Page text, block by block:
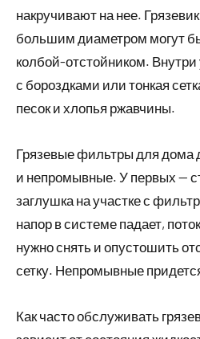
накручивают на нее.
большим диаметром могут
колбой-отстойником. Внутри
с бороздками или тонкая
песок и хлопья ржавчины.
Грязевые фильтры для дома
и непромывные. У первых —
заглушка на участке с
напор в системе падает,
нужно снять и опустошить
сетку. Непромывные
Как часто обслуживать